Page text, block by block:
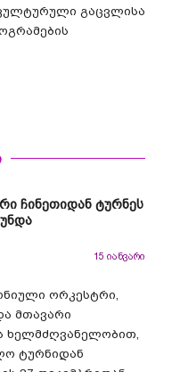
გაცვლისა
ჩინეთიდან ტურნეს
15 იანვარი
ორკესტრი,
მთავარი
ხელმძღვანელობით,
ტურნიდან